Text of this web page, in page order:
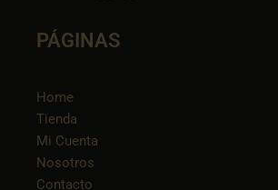
PÁGINAS
Home
Tienda
Mi Cuenta
Nosotros
Contacto